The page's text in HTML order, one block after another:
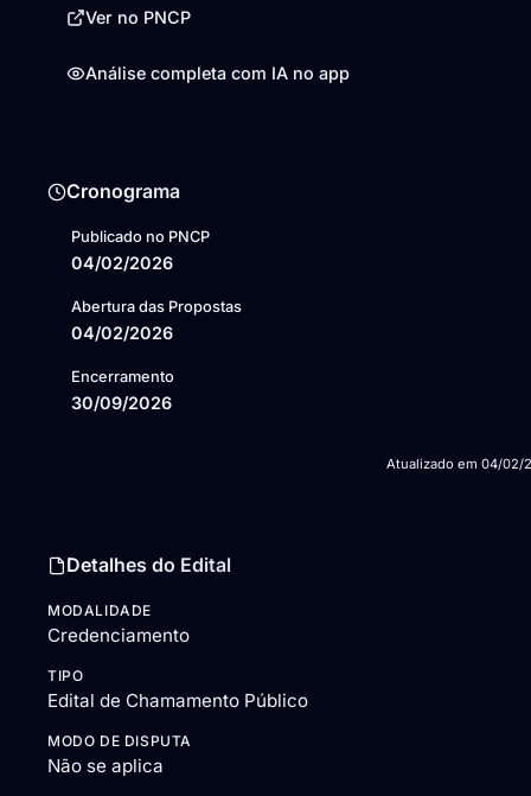
Ver no PNCP
Análise completa com IA no app
Cronograma
Publicado no PNCP
04/02/2026
Abertura das Propostas
04/02/2026
Encerramento
30/09/2026
Atualizado em 04/02/
Detalhes do Edital
MODALIDADE
Credenciamento
TIPO
Edital de Chamamento Público
MODO DE DISPUTA
Não se aplica